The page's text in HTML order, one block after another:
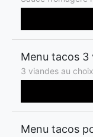
Menu tacos 3
3 viandes au
Menu tacos